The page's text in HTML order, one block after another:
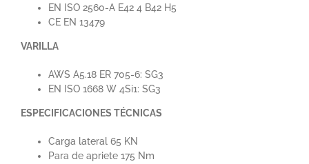
EN ISO 2560-A E42 4 B42 H5
CE EN 13479
VARILLA
AWS A5.18 ER 705-6: SG3
EN ISO 1668 W 4Si1: SG3
ESPECIFICACIONES TÉCNICAS
Carga lateral 65 KN
Para de apriete 175 Nm